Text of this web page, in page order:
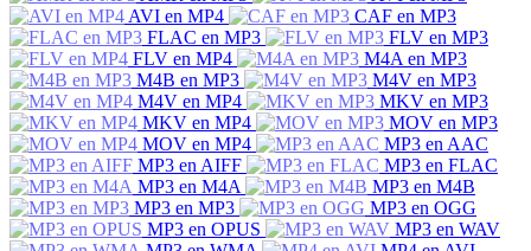
AVI en MP4
CAF en MP3
FLAC en MP3
FLV en MP3
FLV en MP4
M4A en MP3
M4B en MP3
M4V en MP3
M4V en MP4
MKV en MP3
MKV en MP4
MOV en MP3
MOV en MP4
MP3 en AAC
MP3 en AIFF
MP3 en FLAC
MP3 en M4A
MP3 en M4B
MP3 en MP3
MP3 en OGG
MP3 en OPUS
MP3 en WAV